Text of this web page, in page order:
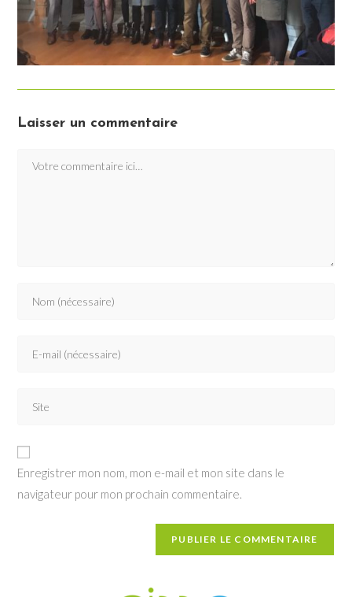
Laisser un commentaire
comment
address
comment
votre
site
(facultatif)
Enregistrer mon nom, mon e-mail et mon site dans le
navigateur pour mon prochain commentaire.